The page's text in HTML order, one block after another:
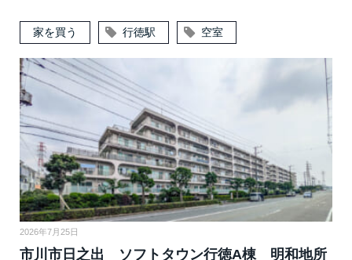
家を買う 行徳駅 空室
2026年7月25日
市川市日之出 ソフトタウン行徳A棟 明和地所